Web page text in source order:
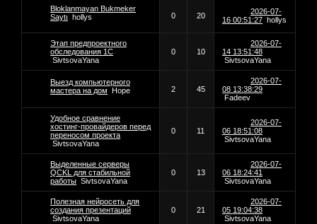
Bloklanmayan Bukmeker
Saytı hollys 0 20
2026-07-
16 00:51:27 hollys
Этап предпроектного
обследования 1С
SivtsovaYana
0 10
2026-07-
14 13:51:48
SivtsovaYana
Выезд компьютерного
мастера на дом Hope 2 45
2026-07-
08 13:38:29
Fadeev
Удобное сравнение
хостинг-провайдеров перед
переносом проекта
SivtsovaYana
0 11
2026-07-
06 18:51:08
SivtsovaYana
Выделенные серверы
QCKL для стабильной
работы SivtsovaYana
0 13
2026-07-
06 18:24:41
SivtsovaYana
Полезная нейросеть для
создания презентаций
SivtsovaYana
0 21
2026-07-
05 19:04:38
SivtsovaYana